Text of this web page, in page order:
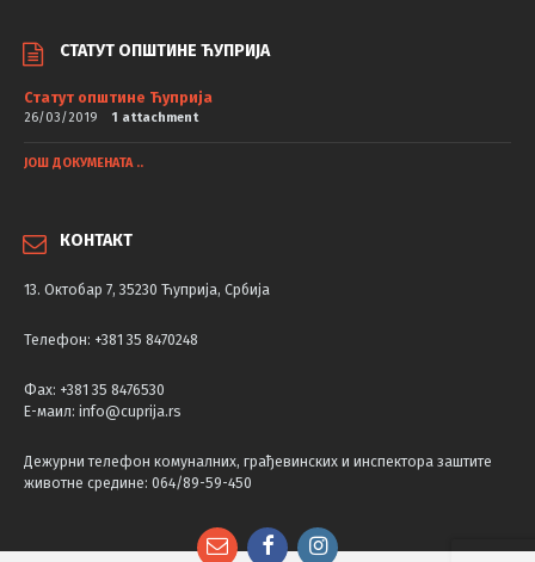
СТАТУТ ОПШТИНЕ ЋУПРИЈА
Статут општине Ћуприја
26/03/2019 1 attachment
ЈОШ ДОКУМЕНАТА ..
КОНТАКТ
13. Октобар 7, 35230 Ћуприја, Србија
Телефон: +381 35 8470248
Фаx: +381 35 8476530
Е-маил: info@cuprija.rs
Дежурни телефон комуналних, грађевинских и инспектора заштите
животне средине: 064/89-59-450